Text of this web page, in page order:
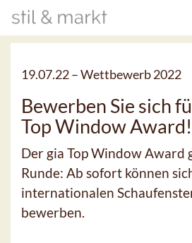
19.07.22 –Wettbewerb 2022
Bewerben Sie sich
Top Window Award!
Der gia Top Window Award
Runde: Ab sofort können
internationalen
bewerben.